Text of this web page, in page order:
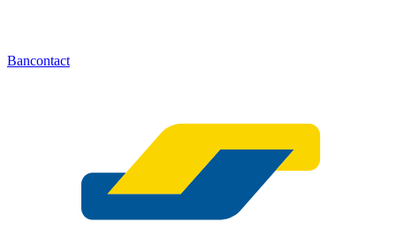
Bancontact